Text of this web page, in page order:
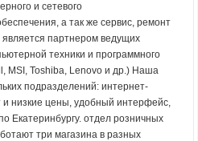
и сетевого
а так же сервис, ремонт
партнером ведущих
техники и программного
MSI, Toshiba, Lenovo и др.) Наша
подразделений: интернет-
низкие цены, удобный интерфейс,
Екатеринбургу. отдел розничных
три магазина в разных